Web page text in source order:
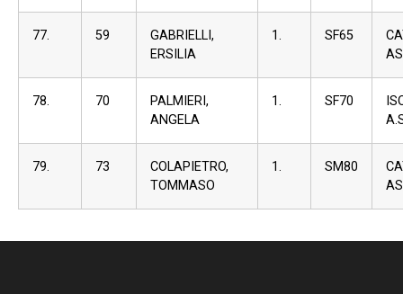
77. 59
GABRIELLI,
ERSILIA
1. SF65
78. 70
PALMIERI,
ANGELA
1. SF70
79. 73
COLAPIETRO,
TOMMASO
1. SM80